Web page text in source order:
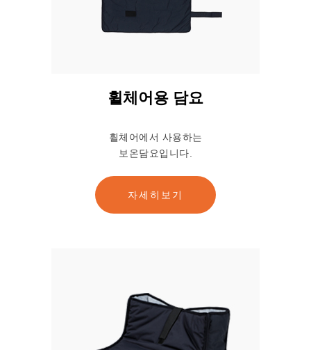
휠체어용 담요
휠체어에서 사용하는
보온담요입니다.
자세히보기